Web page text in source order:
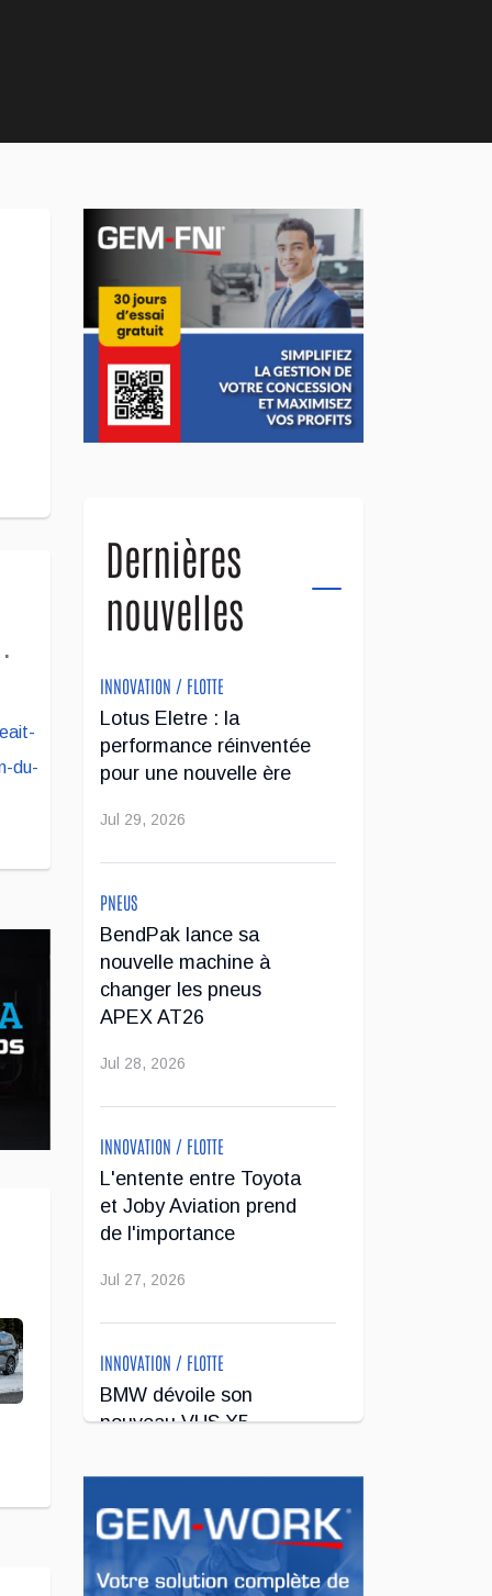
Dernières
nouvelles
INNOVATION / FLOTTE
Lotus Eletre : la
performance réinventée
pour une nouvelle ère
Jul 29, 2026
PNEUS
BendPak lance sa
nouvelle machine à
changer les pneus
APEX AT26
Jul 28, 2026
INNOVATION / FLOTTE
L'entente entre Toyota
et Joby Aviation prend
de l'importance
Jul 27, 2026
INNOVATION / FLOTTE
BMW dévoile son
nouveau VUS X5
INNOVATION / FLOTTE
Le régulateur Super